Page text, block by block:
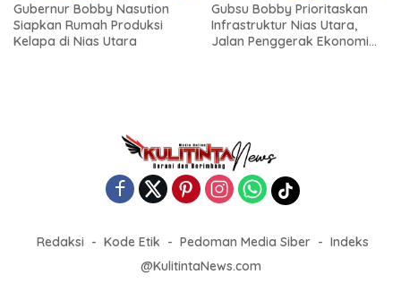
Gubernur Bobby Nasution
Siapkan Rumah Produksi
Kelapa di Nias Utara
Gubsu Bobby Prioritaskan
Infrastruktur Nias Utara,
Jalan Penggerak Ekonomi
Redaksi Kode Etik Pedoman Media Siber
Indeks
@KulitintaNews.com